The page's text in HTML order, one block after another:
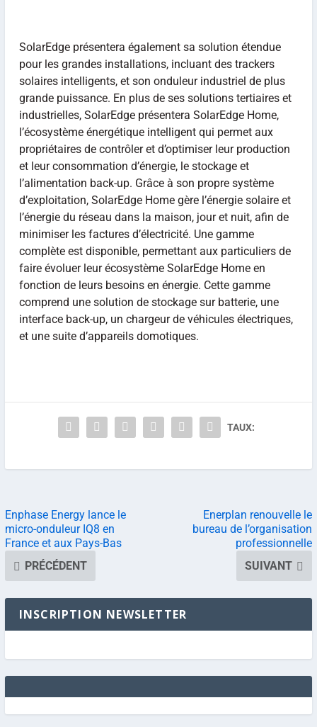
SolarEdge présentera également sa solution étendue
pour les grandes installations, incluant des trackers
solaires intelligents, et son onduleur industriel de plus
grande puissance. En plus de ses solutions tertiaires et
industrielles, SolarEdge présentera SolarEdge Home,
l’écosystème énergétique intelligent qui permet aux
propriétaires de contrôler et d’optimiser leur production
et leur consommation d’énergie, le stockage et
l’alimentation back-up. Grâce à son propre système
d’exploitation, SolarEdge Home gère l’énergie solaire et
l’énergie du réseau dans la maison, jour et nuit, afin de
minimiser les factures d’électricité. Une gamme
complète est disponible, permettant aux particuliers de
faire évoluer leur écosystème SolarEdge Home en
fonction de leurs besoins en énergie. Cette gamme
comprend une solution de stockage sur batterie, une
interface back-up, un chargeur de véhicules électriques,
et une suite d’appareils domotiques.
TAUX:
Enphase Energy lance le
micro-onduleur IQ8 en
France et aux Pays-Bas
PRÉCÉDENT
Enerplan renouvelle le
bureau de l’organisation
professionnelle
SUIVANT
INSCRIPTION NEWSLETTER